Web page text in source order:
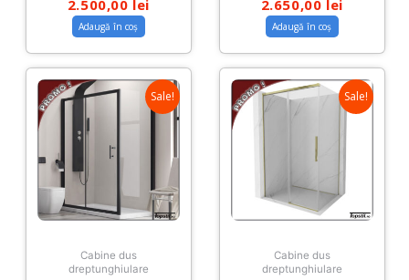
2.500,00 lei
Adaugă în coș
2.650,00 lei
Adaugă în coș
Sale!
Cabine dus
dreptunghiulare
Sale!
Cabine dus
dreptunghiulare